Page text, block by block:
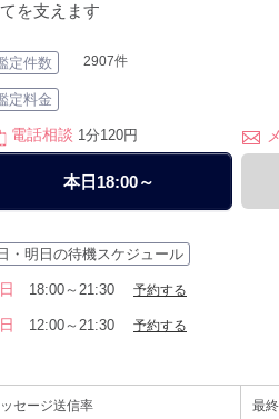
を支えます
定件数 2907件
定料金
電話相談 1分120円
本日18:00～
・明日の待機スケジュール
18:00～21:30 予約する
12:00～21:30 予約する
セージ送信率 最